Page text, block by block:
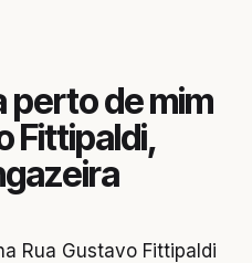
perto de mim
Fittipaldi,
Rua Gustavo Fittipaldi